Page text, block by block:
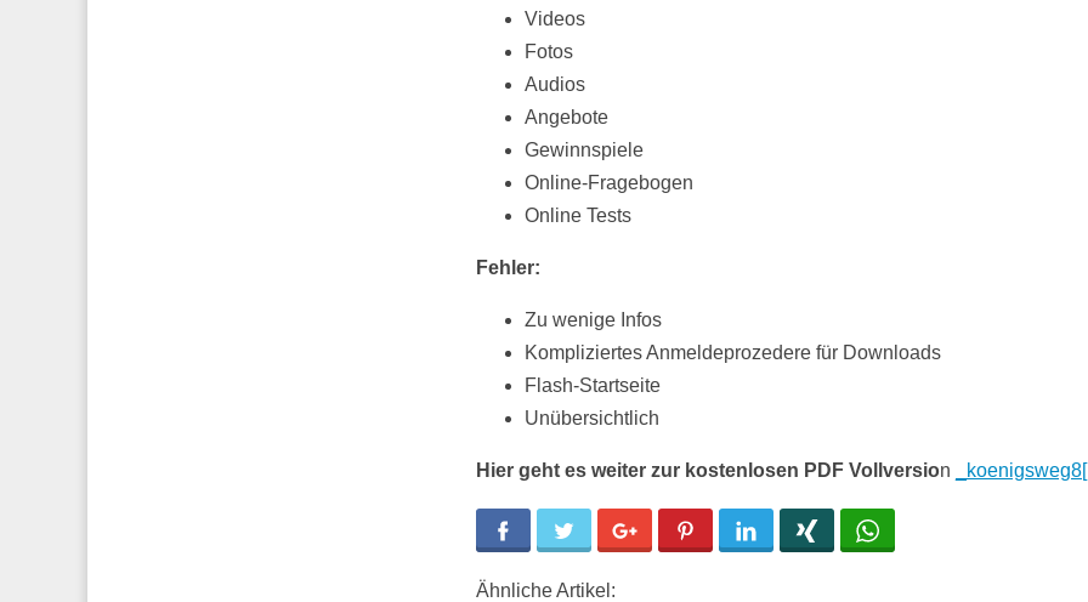
Videos
Fotos
Audios
Angebote
Gewinnspiele
Online-Fragebogen
Online Tests
Fehler:
Zu wenige Infos
Kompliziertes Anmeldeprozedere für Downloads
Flash-Startseite
Unübersichtlich
Hier geht es weiter zur kostenlosen PDF Vollversion
Facebook Twitter Google+ Pinterest LinkedIn
Ähnliche Artikel: